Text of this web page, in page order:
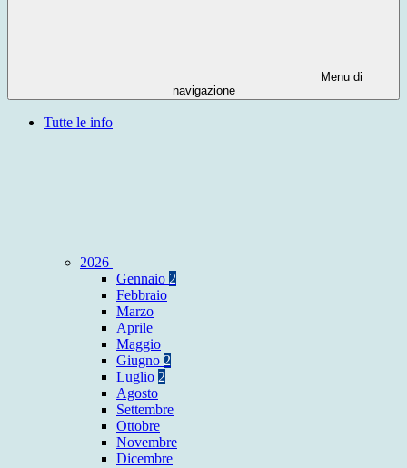
Menu di
navigazione
Tutte le info
2026
Gennaio 2
Febbraio
Marzo
Aprile
Maggio
Giugno 2
Luglio 2
Agosto
Settembre
Ottobre
Novembre
Dicembre